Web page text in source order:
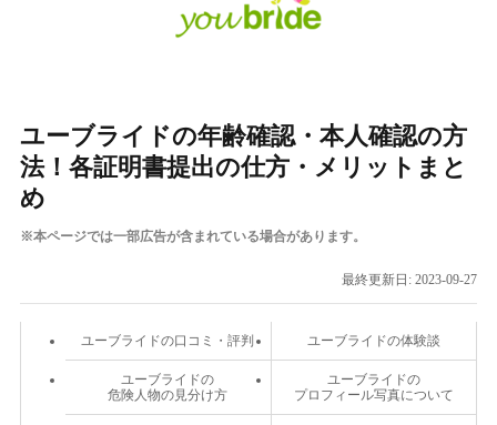
ユーブライドの年齢確認・本人確認の方
法！各証明書提出の仕方・メリットまと
め
※本ページでは一部広告が含まれている場合があります。
最終更新日: 2023-09-27
ユーブライドの口コミ・評判 ユーブライドの体験談
ユーブライドの
危険人物の見分け方
ユーブライドの
プロフィール写真について